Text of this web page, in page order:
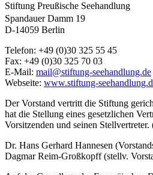
Stiftung Preußische Seehandlung
Spandauer Damm 19
D-14059 Berlin
Telefon: +49 (0)30 325 55 45
Fax: +49 (0)30 325 70 03
E-Mail: mail@stiftung-seehandlung.de
Webseite: www.stiftung-
Der Vorstand vertritt die Stiftung
hat die Stellung eines gesetzlichen
Vorsitzenden und seinen
Dr. Hans Gerhard Hannesen
Dagmar Reim-Großkopff (stellv.